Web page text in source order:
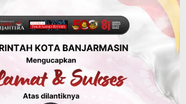
Arena Panjat Tebing,
Siapkan Sirkuit se-